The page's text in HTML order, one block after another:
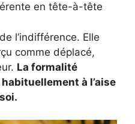
en tête-à-tête
l’indifférence. Elle
comme déplacé,
La formalité
à l’aise